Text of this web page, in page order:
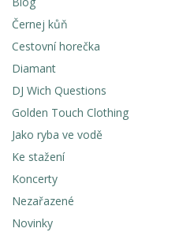
Černej kůň
Cestovní horečka
Diamant
DJ Wich Questions
Golden Touch Clothing
Jako ryba ve vodě
Ke stažení
Koncerty
Nezařazené
Novinky